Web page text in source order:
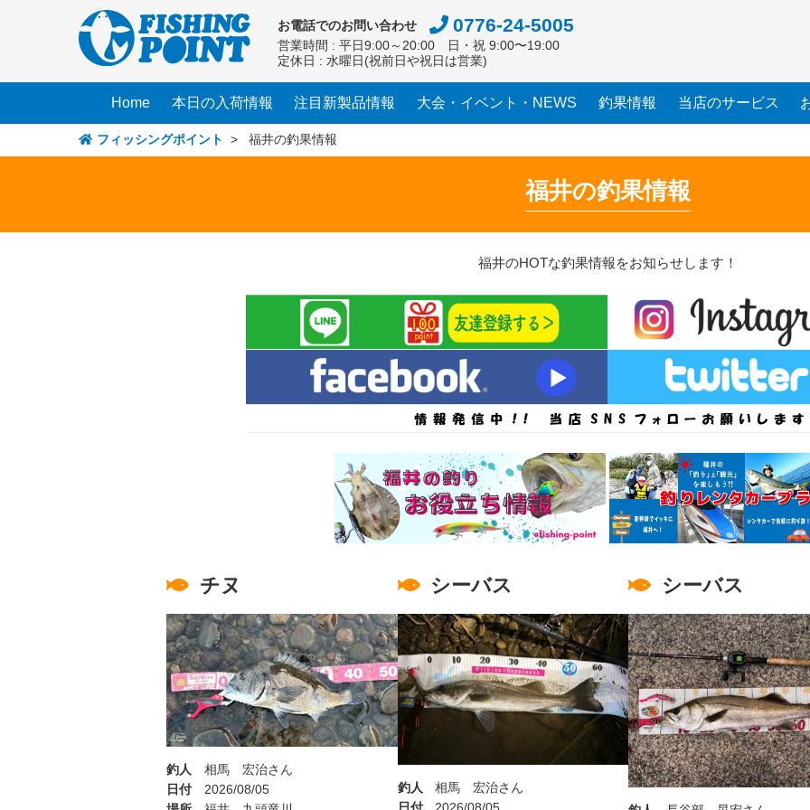
キ
お電話でのお問い合わせ 0776-24-5005
営業時間 : 平日9:00～20:00 日・祝 9:00〜19:00
定休日 : 水曜日(祝前日や祝日は営業)
Home 本日の入荷情報 注目新製品情報 大会・イベント・NEWS 釣果情報 当店のサービス
フィッシングポイント > 福井の釣果情報
福井の釣果情報
福井のHOTな釣果情報をお知らせします！
チヌ
釣人
相馬 宏治さん
日付
2026/08/05
シーバス
釣人
相馬 宏治さん
シーバス